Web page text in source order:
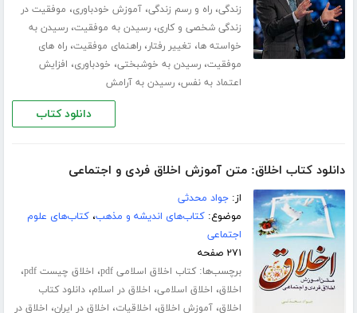
زندگی،راه و رسم زندگی،آموزش خودباوری، موفقیت در
زندگی شخصی و کاری،رسیدن به موفقیت،رسیدن به
خواسته ها، تغییر رفتار،راهنمای موفقیت،راه های
موفقیت،رسیدن به خوشبختی، خودباوری، افزایش
اعتماد به نفس،رسیدن به آرامش
دانلود کتاب
دانلود کتاب اخلاق: متن آموزش اخلاق فردی و اجتماعی
از:جواد محدثی
موضوع:کتاب‌های اندیشه و مذهب،کتاب‌های علوم
اجتماعی
۲۷۱ صفحه
برچسب‌ها:کتاب اخلاق اسلامی pdf ، اخلاق چیست pdf ،
اخلاق، اخلاق اسلامی، اخلاق در اسلام،دانلود کتاب
اخلاق،آموزش اخلاق، اخلاقیات، اخلاق در ایران، اخلاق در